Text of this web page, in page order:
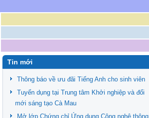
Tin mới
Thông báo về ưu đãi Tiếng Anh cho sinh viên
Tuyển dụng tại Trung tâm Khởi nghiệp và đổi
mới sáng tạo Cà Mau
Mở lớp Chứng chỉ Ứng dụng Công nghệ thông